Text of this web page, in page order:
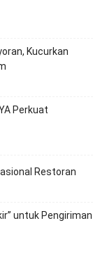
Kucurkan
Perkuat
Restoran
untuk Pengiriman